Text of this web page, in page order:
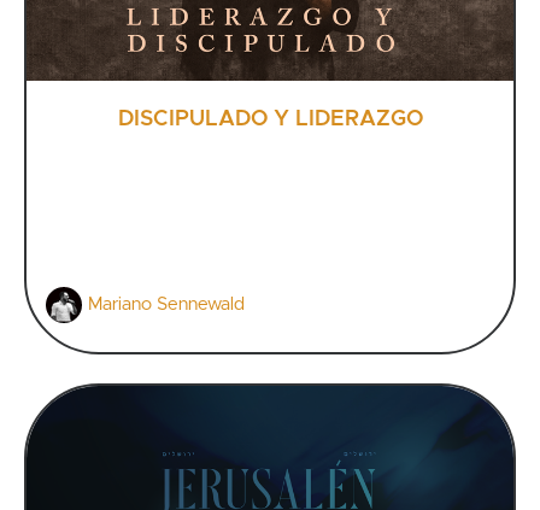
DISCIPULADO Y LIDERAZGO
Mariano Sennewald